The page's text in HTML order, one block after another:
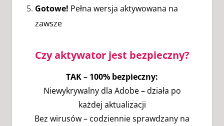
Gotowe! Pełna wersja aktywowana na
zawsze
Czy aktywator jest bezpieczny?
TAK – 100% bezpieczny:
Niewykrywalny dla Adobe – działa po
każdej aktualizacji
Bez wirusów – codziennie sprawdzany na